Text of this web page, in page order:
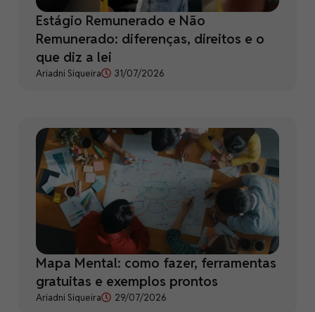
Estágio Remunerado e Não
Remunerado: diferenças, direitos e o
que diz a lei
Ariadni Siqueira 31/07/2026
Mapa Mental: como fazer, ferramentas
gratuitas e exemplos prontos
Ariadni Siqueira 29/07/2026